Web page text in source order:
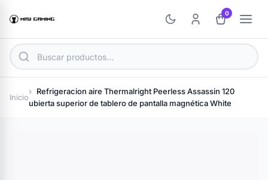
0
Inicio
Refrigeracion aire Thermalright Peerless Assassin 120
ubierta superior de tablero de pantalla magnética White